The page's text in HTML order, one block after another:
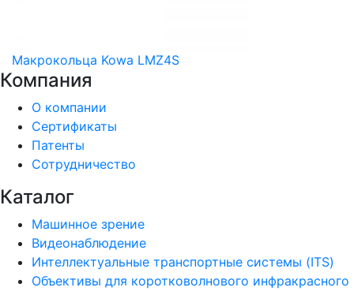
Макрокольца Kowa LMZ4S
Компания
О компании
Сертификаты
Патенты
Сотрудничество
Каталог
Машинное зрение
Видеонаблюдение
Интеллектуальные транспортные системы (ITS)
Объективы для коротковолнового инфракрасного